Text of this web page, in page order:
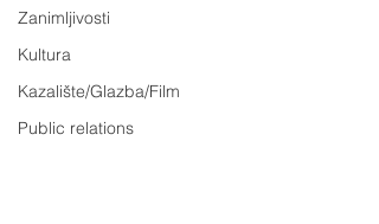
Zanimljivosti
Kultura
Kazalište/Glazba/Film
Public relations